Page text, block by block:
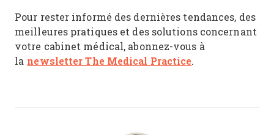
Pour rester informé des dernières tendances, des
meilleures pratiques et des solutions concernant
votre cabinet médical, abonnez-vous à
la newsletter The Medical Practice.